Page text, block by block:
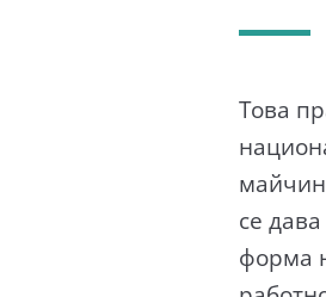
Това
се
форма